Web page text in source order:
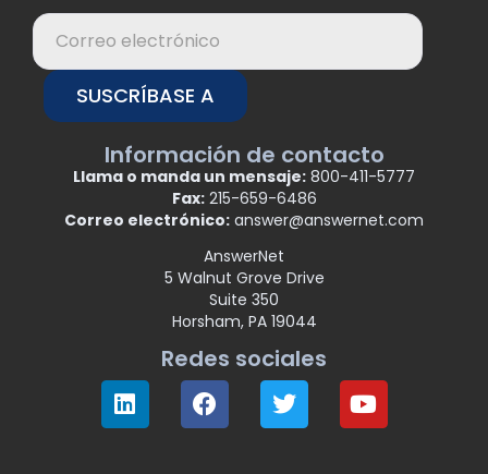
SUSCRÍBASE A
Información de contacto
Llama o manda un mensaje: 800-411-5777
Fax:215-659-6486
Correo electrónico: answer@answernet.com
AnswerNet
5 Walnut Grove Drive
Suite 350
Horsham, PA 19044
Redes sociales